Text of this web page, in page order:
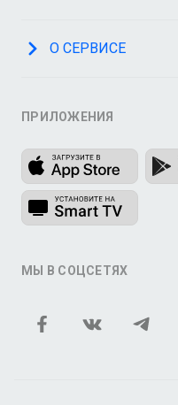
О СЕРВИСЕ
ПРИЛОЖЕНИЯ
МЫ В СОЦСЕТЯХ